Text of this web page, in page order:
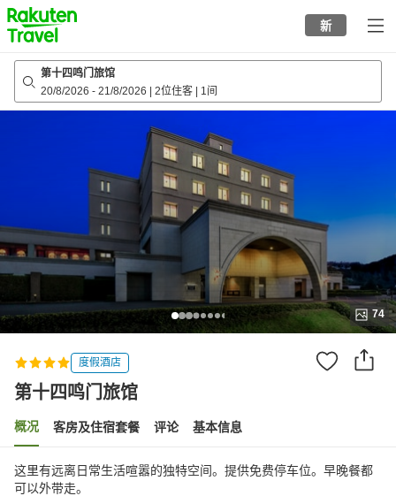
to
top
page
新
第十四鸣门旅馆
20/8/2026 - 21/8/2026 2位住客 1间
74
度假酒店
第十四鸣门旅馆
概况 客房及住宿套餐 评论 基本信息
这里有远离日常生活喧嚣的独特空间。提供免费停车位。早晚餐都
可以外带走。